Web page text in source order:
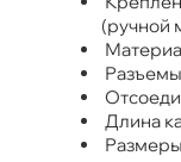
(ручной
Длина